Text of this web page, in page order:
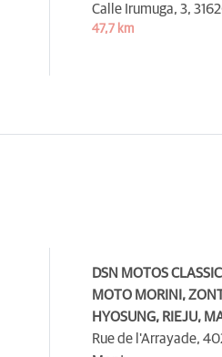
Calle Irumuga, 3,
47,7 km
DSN MOTOS
MOTO MORINI,
HYOSUNG, RIEJU,
Rue de l'Arrayade,